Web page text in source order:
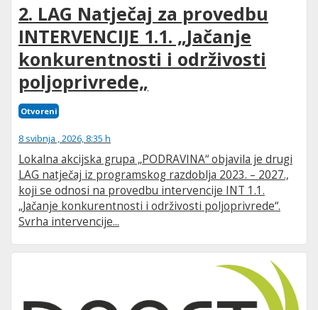
2. LAG Natječaj za provedbu
INTERVENCIJE 1.1. „Jačanje
konkurentnosti i održivosti
poljoprivrede„
Otvoreni
8 svibnja , 2026, 8:35 h
Lokalna akcijska grupa „PODRAVINA“ objavila je drugi
LAG natječaj iz programskog razdoblja 2023. – 2027.,
koji se odnosi na provedbu intervencije INT 1.1.
„Jačanje konkurentnosti i održivosti poljoprivrede“.
Svrha intervencije...